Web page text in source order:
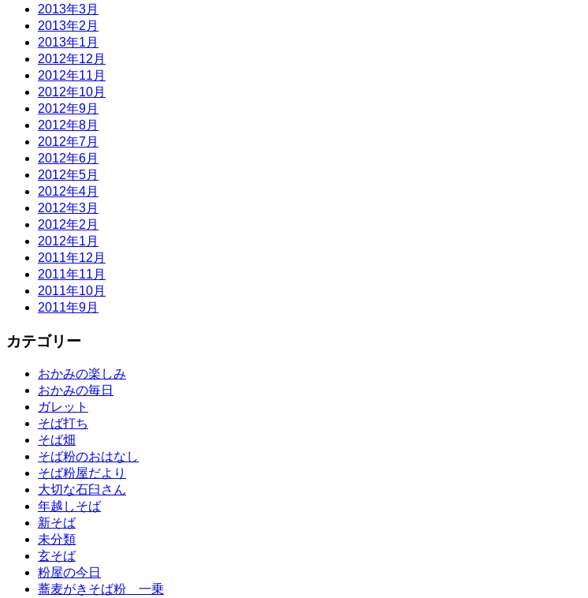
2013年3月
2013年2月
2013年1月
2012年12月
2012年11月
2012年10月
2012年9月
2012年8月
2012年7月
2012年6月
2012年5月
2012年4月
2012年3月
2012年2月
2012年1月
2011年12月
2011年11月
2011年10月
2011年9月
カテゴリー
おかみの楽しみ
おかみの毎日
ガレット
そば打ち
そば畑
そば粉のおはなし
そば粉屋だより
大切な石臼さん
年越しそば
新そば
未分類
玄そば
粉屋の今日
蕎麦がきそば粉 一乗